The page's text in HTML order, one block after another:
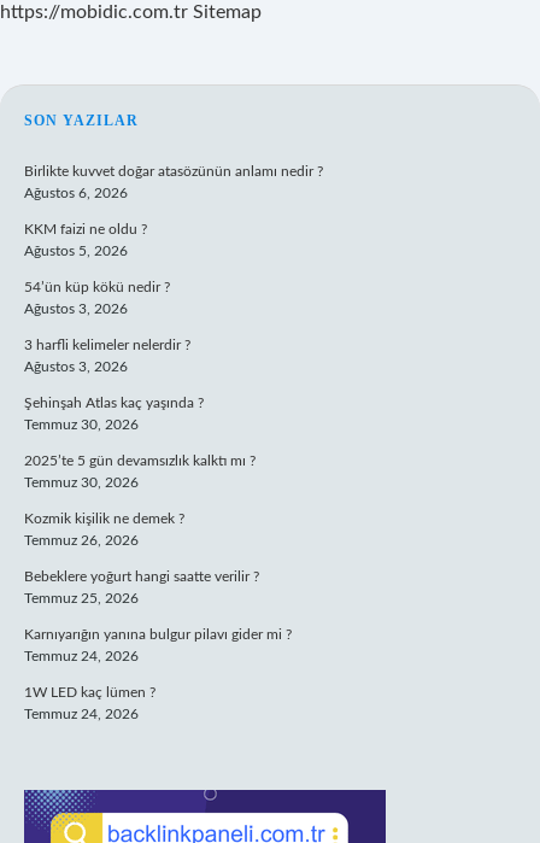
https://mobidic.com.tr Sitemap
SIDEBAR
SON YAZILAR
Birlikte kuvvet doğar atasözünün anlamı nedir ?
Ağustos 6, 2026
KKM faizi ne oldu ?
Ağustos 5, 2026
54’ün küp kökü nedir ?
Ağustos 3, 2026
3 harfli kelimeler nelerdir ?
Ağustos 3, 2026
Şehinşah Atlas kaç yaşında ?
Temmuz 30, 2026
2025’te 5 gün devamsızlık kalktı mı ?
Temmuz 30, 2026
Kozmik kişilik ne demek ?
Temmuz 26, 2026
Bebeklere yoğurt hangi saatte verilir ?
Temmuz 25, 2026
Karnıyarığın yanına bulgur pilavı gider mi ?
Temmuz 24, 2026
1W LED kaç lümen ?
Temmuz 24, 2026